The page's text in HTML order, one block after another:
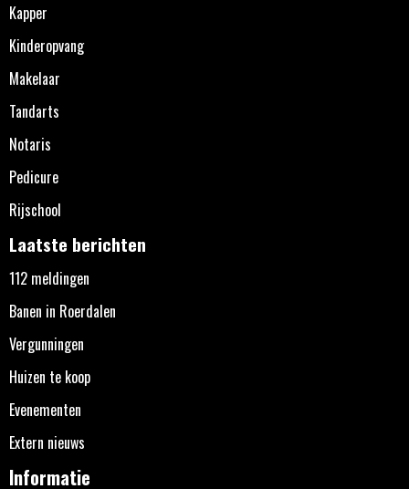
Kapper
Kinderopvang
Makelaar
Tandarts
Notaris
Pedicure
Rijschool
Laatste berichten
112 meldingen
Banen in Roerdalen
Vergunningen
Huizen te koop
Evenementen
Extern nieuws
Informatie